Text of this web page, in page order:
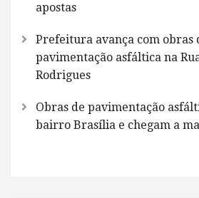
apostas
Prefeitura avança com obras
pavimentação asfáltica na
Rodrigues
Obras de pavimentação
bairro Brasília e chegam a